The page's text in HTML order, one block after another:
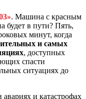
. Машина с красным
будет в пути? Пять,
минут, когда
и самых
, доступных
спасти
ситуациях до
и катастрофах